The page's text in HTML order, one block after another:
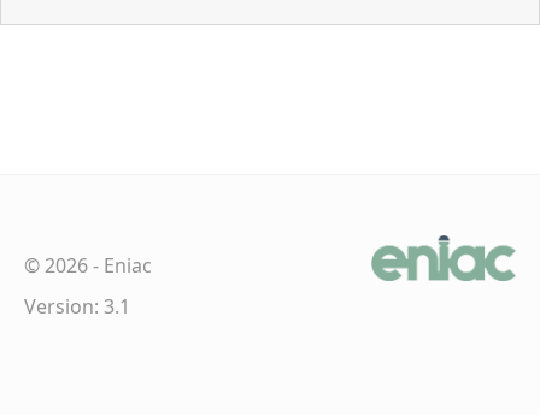
©2026- Eniac
Version: 3.1